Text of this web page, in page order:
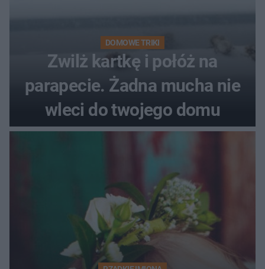
DOMOWE TRIKI
Zwilż kartkę i połóż na
parapecie. Żadna mucha nie
wleci do twojego domu